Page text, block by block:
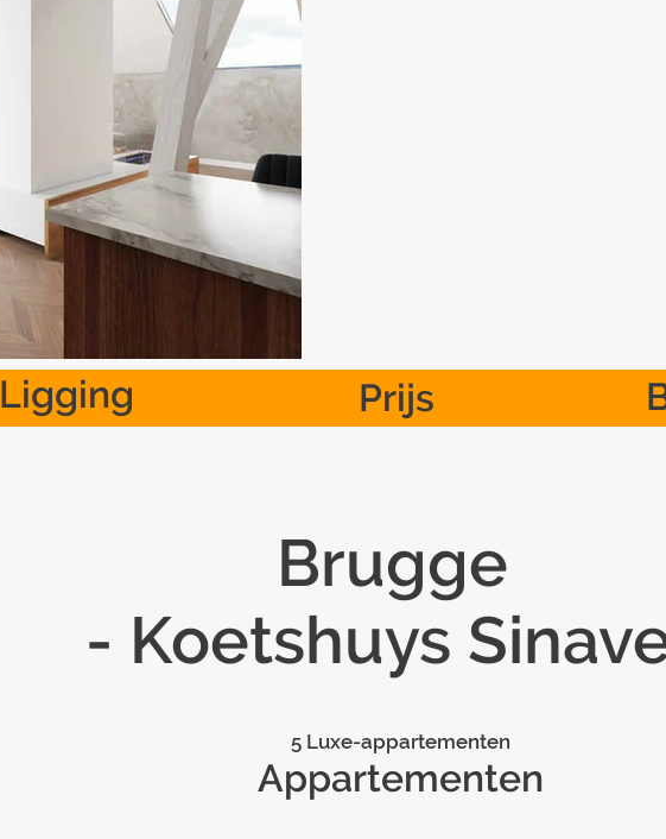
Ligging
5 Luxe-appartementen
Brugge
- Koetshuys
Appartementen
Prijs